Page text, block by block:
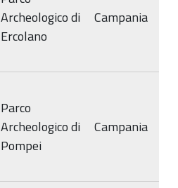
Archeologico di
Ercolano
Campania
Parco
Archeologico di
Pompei
Campania